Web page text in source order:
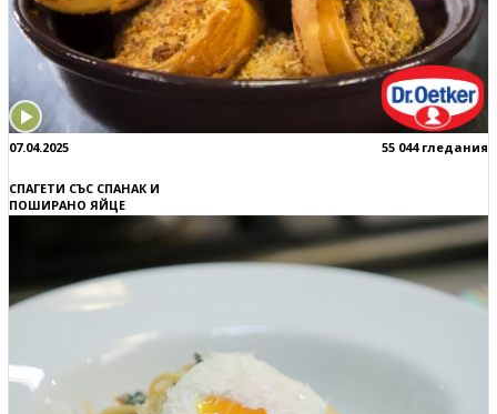
07.04.2025 55 044 гледания
СПАГЕТИ СЪС СПАНАК И
ПОШИРАНО ЯЙЦЕ